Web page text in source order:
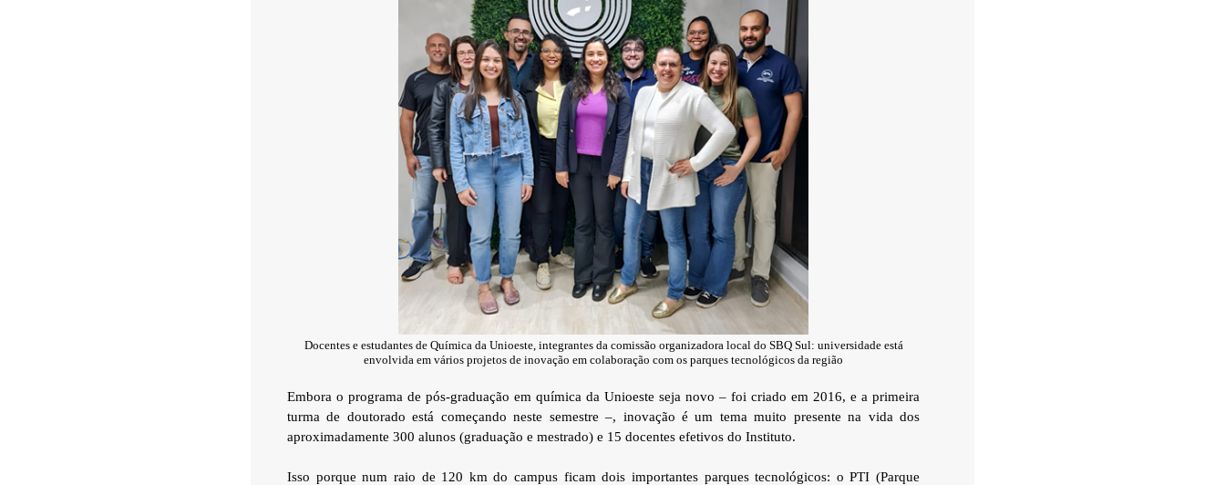
Docentes e estudantes de Química da Unioeste, integrantes da comissão organizadora local do SBQ Sul: universidade está
envolvida em vários projetos de inovação em colaboração com os parques tecnológicos da região
Embora o programa de pós-graduação em química da Unioeste seja novo – foi criado em 2016, e a primeira
turma de doutorado está começando neste semestre –, inovação é um tema muito presente na vida dos
aproximadamente 300 alunos (graduação e mestrado) e 15 docentes efetivos do Instituto.
Isso porque num raio de 120 km do campus ficam dois importantes parques tecnológicos: o PTI (Parque